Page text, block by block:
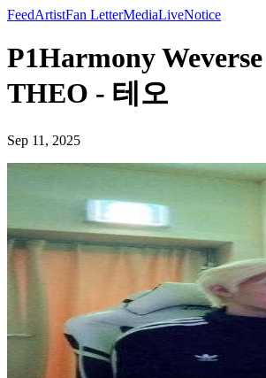
FeedArtistFan LetterMediaLiveNotice
P1Harmony
THEO - 테오
Sep 11, 2025